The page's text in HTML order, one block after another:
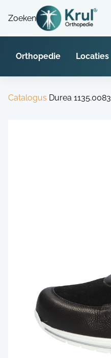
Zoeken
Orthopedie Locaties
Catalogus Durea 1135.0083